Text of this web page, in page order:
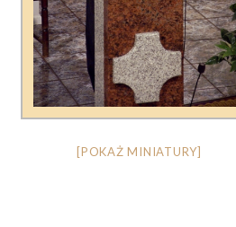
[POKAŻ MINIATURY]